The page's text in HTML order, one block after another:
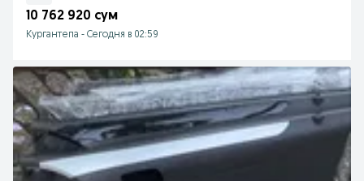
10 762 920 сум
Кургантепа - Сегодня в 02:59